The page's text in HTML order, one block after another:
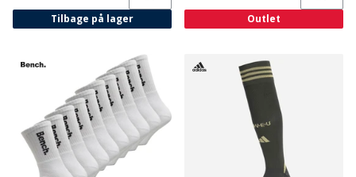
Tilbage på lager Outlet